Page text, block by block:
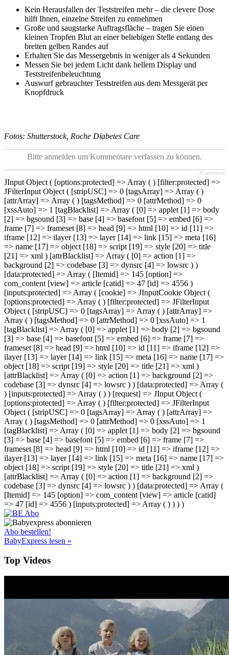
Kein Herausfallen der Teststreifen mehr– die clevere Dose
hilft Ihnen, einzelne Streifen zu entnehmen
Große und saugstarke Auftragsfläche – tragen Sie einen
kleinen Tropfen Blut an einer beliebigen Stelle entlang des
breiten gelben Randes auf
Erhalten Sie das Messergebnis in weniger als 4 Sekunden
Messen Sie bei jedem Licht dank hellem Display und
Teststreifenbeleuchtung
Auswurf gebrauchter Teststreifen aus dem Messgerät per
Knopfdruck
Fotos: Shutterstock, Roche Diabetes Care
Bitte anmelden um Kommentare verfassen zu können.
JComments
JInput Object ( [options:protected] => Array ( ) [filter:protected] =>
JFilterInput Object ( [stripUSC] => 0 [tagsArray] => Array ( )
[attrArray] => Array ( ) [tagsMethod] => 0 [attrMethod] => 0
[xssAuto] => 1 [tagBlacklist] => Array ( [0] => applet [1] => body
[2] => bgsound [3] => base [4] => basefont [5] => embed [6] =>
frame [7] => frameset [8] => head [9] => html [10] => id [11] =>
iframe [12] => ilayer [13] => layer [14] => link [15] => meta [16]
=> name [17] => object [18] => script [19] => style [20] => title
[21] => xml ) [attrBlacklist] => Array ( [0] => action [1] =>
background [2] => codebase [3] => dynsrc [4] => lowsrc ) )
[data:protected] => Array ( [Itemid] => 145 [option] =>
com_content [view] => article [catid] => 47 [id] => 4556 )
[inputs:protected] => Array ( [cookie] => JInputCookie Object (
[options:protected] => Array ( ) [filter:protected] => JFilterInput
Object ( [stripUSC] => 0 [tagsArray] => Array ( ) [attrArray] =>
Array ( ) [tagsMethod] => 0 [attrMethod] => 0 [xssAuto] => 1
[tagBlacklist] => Array ( [0] => applet [1] => body [2] => bgsound
[3] => base [4] => basefont [5] => embed [6] => frame [7] =>
frameset [8] => head [9] => html [10] => id [11] => iframe [12] =>
ilayer [13] => layer [14] => link [15] => meta [16] => name [17] =>
object [18] => script [19] => style [20] => title [21] => xml )
[attrBlacklist] => Array ( [0] => action [1] => background [2] =>
codebase [3] => dynsrc [4] => lowsrc ) ) [data:protected] => Array (
) [inputs:protected] => Array ( ) ) [request] => JInput Object (
[options:protected] => Array ( ) [filter:protected] => JFilterInput
Object ( [stripUSC] => 0 [tagsArray] => Array ( ) [attrArray] =>
Array ( ) [tagsMethod] => 0 [attrMethod] => 0 [xssAuto] => 1
[tagBlacklist] => Array ( [0] => applet [1] => body [2] => bgsound
[3] => base [4] => basefont [5] => embed [6] => frame [7] =>
frameset [8] => head [9] => html [10] => id [11] => iframe [12] =>
ilayer [13] => layer [14] => link [15] => meta [16] => name [17] =>
object [18] => script [19] => style [20] => title [21] => xml )
[attrBlacklist] => Array ( [0] => action [1] => background [2] =>
codebase [3] => dynsrc [4] => lowsrc ) ) [data:protected] => Array (
[Itemid] => 145 [option] => com_content [view] => article [catid]
=> 47 [id] => 4556 ) [inputs:protected] => Array ( ) ) ) )
Abo bestellen!
BabyExpress lesen »
Top Videos